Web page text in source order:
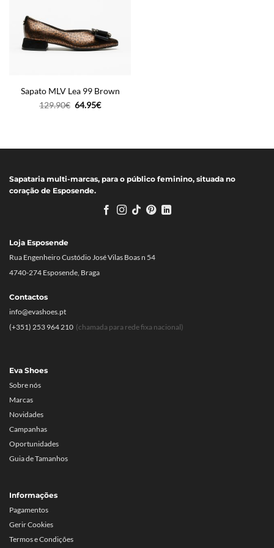
Sapato MLV Lea 99 Brown
129.90€ O
64.95€O
Sapataria multi-marcas, para o público feminino, situada no
coração de Esposende.
Eva Shoes
Sobre nós
Marcas
Novidades
Campanhas
Oportunidades
Guia de Tamanhos
Informações
Pagamentos
Gerir Cookies
Termos e Condições
Loja Esposende
Rua Engenheiro Custódio José Vilas Boas n 54
4740-274 Esposende, Braga
Contactos
info@evashoes.pt
(+351) 253 964 210 (chamada para rede fixa nacional)